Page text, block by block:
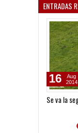
ENTRADAS
Se va la
16
Aug
2014